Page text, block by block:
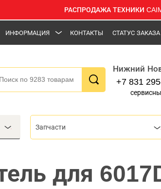
РАСПРОДАЖА ТЕХНИКИ
ИНФОРМАЦИЯ КОНТАКТЫ СТАТУС ЗАКАЗА
Нижний
+7 831
Запчасти
для